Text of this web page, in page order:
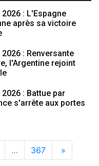
: L'Espagne
après sa victoire
: Renversante
l'Argentine rejoint
: Battue par
s'arrête aux portes
… 367 »